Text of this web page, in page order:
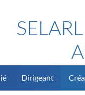
Dirigeant